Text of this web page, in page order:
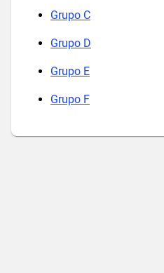
Grupo C
Grupo D
Grupo E
Grupo F